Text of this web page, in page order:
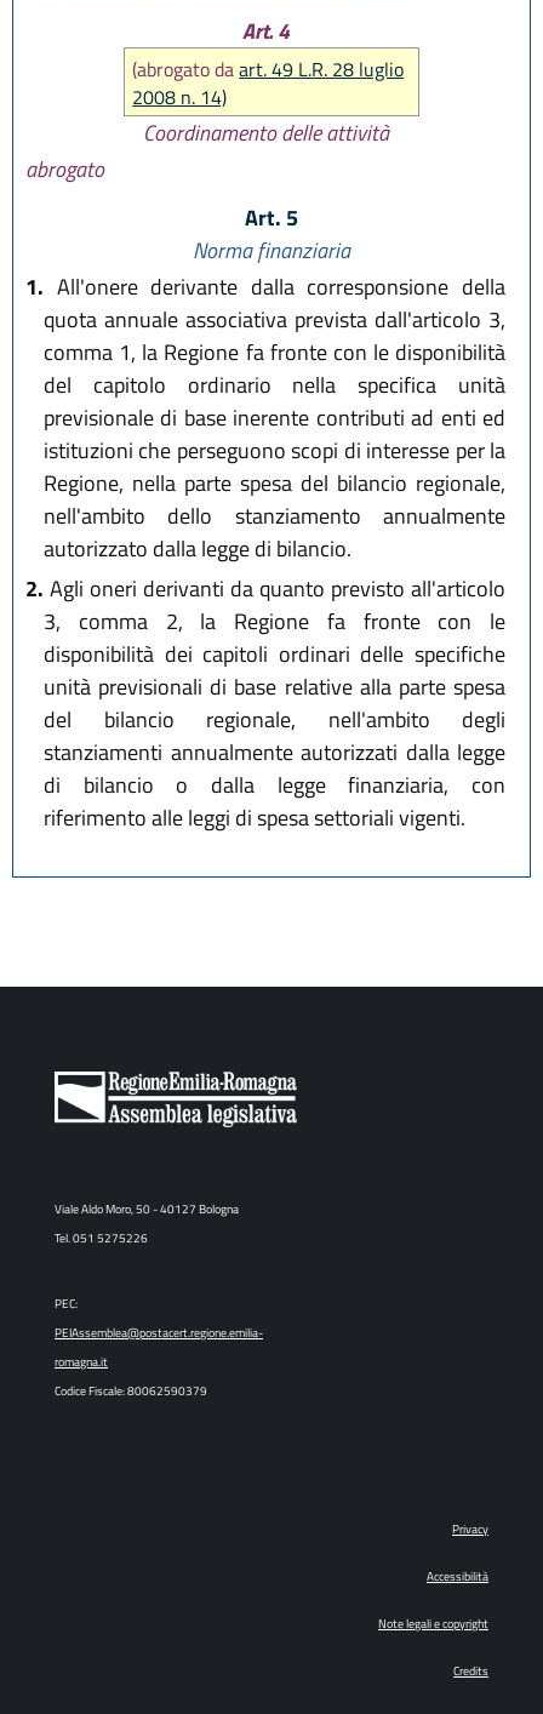
Art. 4
(abrogato daart. 49 L.R. 28 luglio
2008 n. 14)
Coordinamento delle attività
abrogato
Art. 5
Norma finanziaria
1. All'onere derivante dalla corresponsione della
quota annuale associativa prevista dall'articolo 3,
comma 1, la Regione fa fronte con le disponibilità
del capitolo ordinario nella specifica unità
previsionale di base inerente contributi ad enti ed
istituzioni che perseguono scopi di interesse per la
Regione, nella parte spesa del bilancio regionale,
nell'ambito dello stanziamento annualmente
autorizzato dalla legge di bilancio.
2. Agli oneri derivanti da quanto previsto all'articolo
3, comma 2, la Regione fa fronte con le
disponibilità dei capitoli ordinari delle specifiche
unità previsionali di base relative alla parte spesa
del bilancio regionale, nell'ambito degli
stanziamenti annualmente autorizzati dalla legge
di bilancio o dalla legge finanziaria, con
riferimento alle leggi di spesa settoriali vigenti.
Viale Aldo Moro, 50 - 40127 Bologna
Tel. 051 5275226
PEC:
PEIAssemblea@postacert.regione.emilia-
romagna.it
Codice Fiscale: 80062590379
Privacy
Accessibilità
Note legali e copyright
Credits